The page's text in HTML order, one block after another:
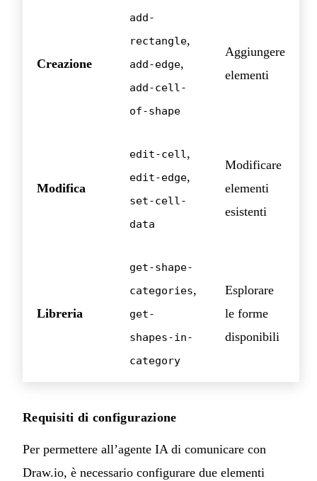
Creazione
add-
rectangle,
add-edge,
add-cell-
of-shape
Aggiungere
elementi
Modifica
edit-cell ,
edit-edge,
set-cell-
data
Modificare
elementi
esistenti
Libreria
get-shape-
categories,
get-
shapes-in-
category
Esplorare
le forme
disponibili
Requisiti di configurazione
Per permettere all’agente IA di comunicare con
Draw.io, è necessario configurare due elementi